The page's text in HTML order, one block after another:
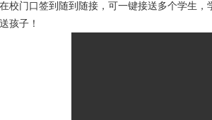
校门口签到随到随接，可一键接送多个学生
孩子！